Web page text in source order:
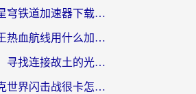
海外崩坏：星穹铁道加速器下载安装：一份给游子的终极网络指南
境外玩航海王热血航线用什么加速器？2026海外玩家实测最优方案（附欧洲问道堡垒前线加速技巧）
在异国他乡，寻找连接故土的光明大陆免费加速器
在海外玩坦克世界闪击战很卡怎么办？老玩家亲测有效的加速器选择指南